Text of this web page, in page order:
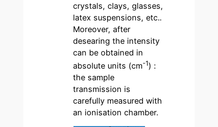
crystals, clays, glasses,
latex suspensions, etc..
Moreover, after
desearing the intensity
can be obtained in
absolute units (cm-1) :
the sample
transmission is
carefully measured with
an ionisation chamber.